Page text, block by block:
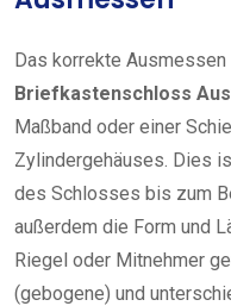
Das korrekte
Briefkastenschloss
Maßband oder einer
Zylindergehäuses. Dies
des Schlosses bis zum
außerdem die Form und
Riegel oder Mitnehmer
(gebogene) und